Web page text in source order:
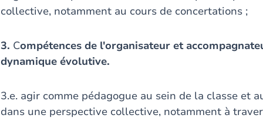
collective, notamment au cours de concertations ;
3. Compétences de l'organisateur et
dynamique évolutive.
3.e. agir comme pédagogue au sein de la classe et
dans une perspective collective, notamment à